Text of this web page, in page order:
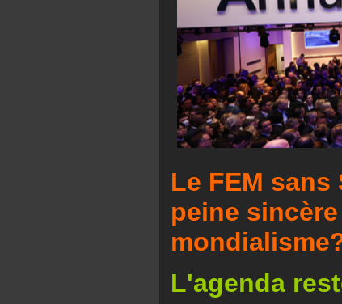
Le FEM
peine
L'agenda